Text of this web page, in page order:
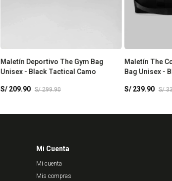
Maletín Deportivo The Gym Bag
Unisex - Black Tactical Camo
S/ 209.90 S/ 299.90
Maletín The
Bag Unisex -
S/ 239.90 S/
Mi Cuenta
Mi cuenta
Mis compras